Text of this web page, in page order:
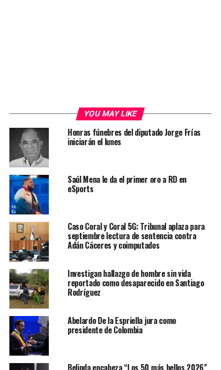
YOU MAY LIKE
Honras fúnebres del diputado Jorge Frías
iniciarán el lunes
Saúl Mena le da el primer oro a RD en
eSports
Caso Coral y Coral 5G: Tribunal aplaza para
septiembre lectura de sentencia contra
Adán Cáceres y coimputados
Investigan hallazgo de hombre sin vida
reportado como desaparecido en Santiago
Rodríguez
Abelardo De la Espriella jura como
presidente de Colombia
Belinda encabeza “Los 50 más bellos 2026”